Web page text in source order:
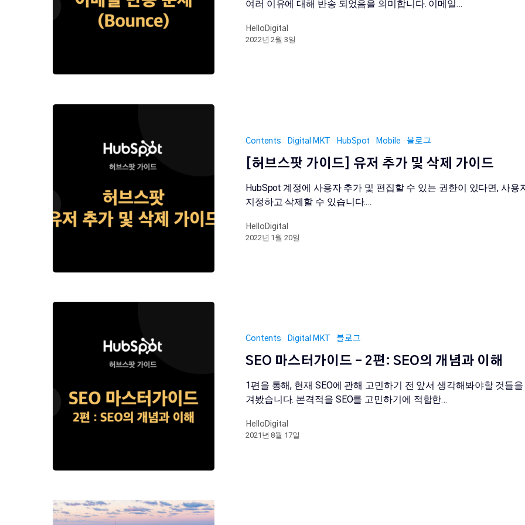
여러 이유에 대해 반송 되었음을 의미합니다. 이메일…
HelloDigital
2022년 2월 3일
Contents Digital MKT HubSpot Mobile 블로그
[허브스팟 가이드] 유저 추가 및 삭제 가이드
HubSpot 계정에 사용자 추가 및 편집할 수 있는 권한이 있다면, 사용
지정하고 삭제할 수 있습니다.…
HelloDigital
2022년 1월 20일
Contents Digital MKT 블로그
SEO 마스터가이드 – 2편: SEO의 개념과 이해
1편을 통해, 현재 SEO에 관해 고민하기 전 앞서 생각해봐야할 것들
겨봤습니다. 본격적을 SEO를 고민하기에 적합한…
HelloDigital
2021년 8월 17일